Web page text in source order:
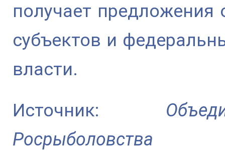
получает предложения
субъектов и
власти.
Источник:
Росрыболовства